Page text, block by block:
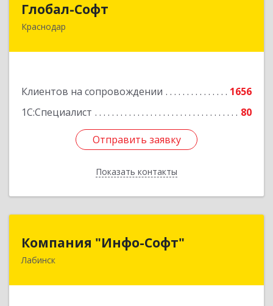
Глобал-Софт
Краснодар
Клиентов на сопровождении
1656
1С:Специалист
80
Отправить заявку
Показать контакты
350018, Краснодарский край, Краснодар г,
Отправить заявку
Назад
Компания "Инфо-Софт"
Лабинск
Компания "Инфо-Софт"
352500, Краснодарский край, Лабинский р-н,